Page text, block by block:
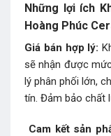
Những lợi ích
Hoàng Phúc
Giá bán hợp lý:
sẽ nhận được
lý phân phối lớn,
tín. Đảm bảo chất
Cam kết sản